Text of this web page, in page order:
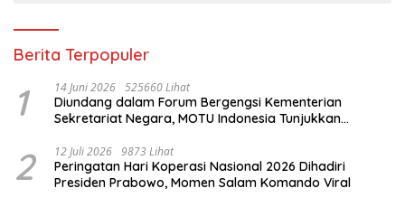
Berita Terpopuler
1 14 Juni 2026 525660 Lihat
Diundang dalam Forum Bergengsi Kementerian
Sekretariat Negara, MOTU Indonesia Tunjukkan
2 12 Juli 2026 9873 Lihat
Peringatan Hari Koperasi Nasional 2026 Dihadiri
Presiden Prabowo, Momen Salam Komando Viral